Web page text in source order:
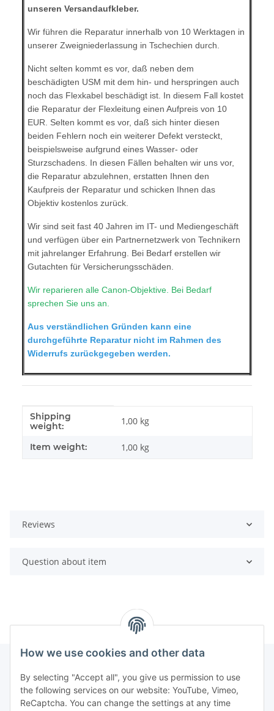
How we use cookies and other data
By selecting "Accept all", you give us permission to use
the following services on our website: YouTube, Vimeo,
ReCaptcha. You can change the settings at any time
unseren Versandaufkleber.
Wir führen die Reparatur innerhalb von 10 Werktagen in
unserer Zweigniederlassung in Tschechien durch.
Nicht selten kommt es vor, daß neben dem
beschädigten USM mit dem hin- und herspringen auch
noch das Flexkabel beschädigt ist. In diesem Fall kostet
die Reparatur der Flexleitung einen Aufpreis von 10
EUR. Selten kommt es vor, daß sich hinter diesen
beiden Fehlern noch ein weiterer Defekt versteckt,
beispielsweise aufgrund eines Wasser- oder
Sturzschadens. In diesen Fällen behalten wir uns vor,
die Reparatur abzulehnen, erstatten Ihnen den
Kaufpreis der Reparatur und schicken Ihnen das
Objektiv kostenlos zurück.
Wir sind seit fast 40 Jahren im IT- und Mediengeschäft
und verfügen über ein Partnernetzwerk von Technikern
mit jahrelanger Erfahrung. Bei Bedarf erstellen wir
Gutachten für Versicherungsschäden.
Wir reparieren alle Canon-Objektive. Bei Bedarf
sprechen Sie uns an.
Aus verständlichen Gründen kann eine
durchgeführte Reparatur nicht im Rahmen des
Widerrufs zurückgegeben werden.
#productDetails.itemInformation#
#productDetails.itemValue#
Shipping
weight:
1,00 kg
Item weight: 1,00 kg
Reviews
Question about item